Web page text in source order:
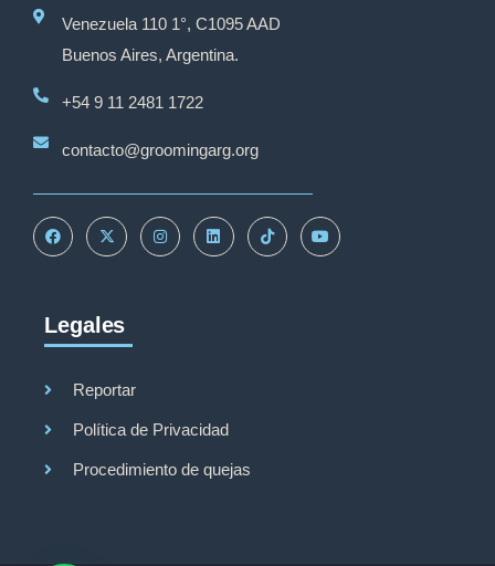
Venezuela 110 1°, C1095 AAD
Buenos Aires, Argentina.
+54 9 11 2481 1722
contacto@groomingarg.org
Legales
Reportar
Política de Privacidad
Procedimiento de quejas